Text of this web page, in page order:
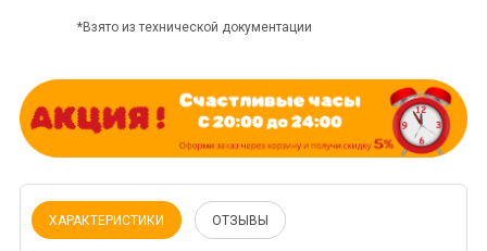
*Взято из технической документации
ХАРАКТЕРИСТИКИ ОТЗЫВЫ